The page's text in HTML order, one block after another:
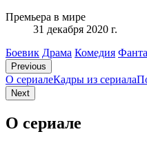
Премьера в мире
31 декабря 2020 г.
Боевик Драма Комедия
Previous
О сериалеКадры из сериалa
Next
О сериале